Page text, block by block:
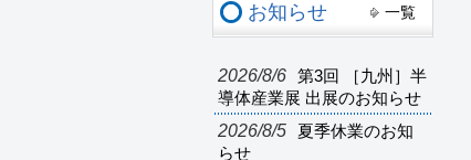
お知らせ 一覧
2026/8/6
第3回 ［九州］半
導体産業展 出展のお知らせ
2026/8/5
夏季休業のお知
らせ